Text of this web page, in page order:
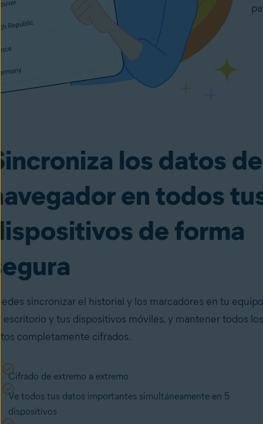
los datos
en todos
de forma
sincronizar el historial y los marcadores en tu equipo
escritorio y tus dispositivos móviles, y mantener todos los
completamente cifrados.
Cifrado de extremo a extremo
Ve todos tus datos importantes simultáneamente en 5
dispositivos